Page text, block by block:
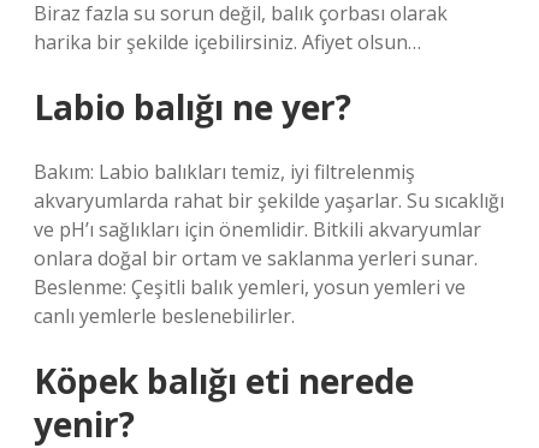
Biraz fazla su sorun değil, balık çorbası olarak
harika bir şekilde içebilirsiniz. Afiyet olsun…
Labio balığı ne yer?
Bakım: Labio balıkları temiz, iyi filtrelenmiş
akvaryumlarda rahat bir şekilde yaşarlar. Su sıcaklığı
ve pH’ı sağlıkları için önemlidir. Bitkili akvaryumlar
onlara doğal bir ortam ve saklanma yerleri sunar.
Beslenme: Çeşitli balık yemleri, yosun yemleri ve
canlı yemlerle beslenebilirler.
Köpek balığı eti nerede
yenir?